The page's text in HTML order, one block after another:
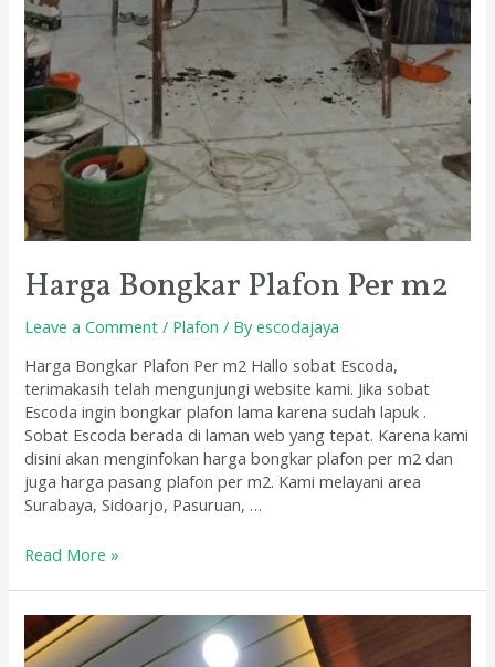
Harga Bongkar Plafon Per m2
Leave a Comment / Plafon / Byescodajaya
Harga Bongkar Plafon Per m2 Hallo sobat Escoda,
terimakasih telah mengunjungi website kami. Jika sobat
Escoda ingin bongkar plafon lama karena sudah lapuk .
Sobat Escoda berada di laman web yang tepat. Karena kami
disini akan menginfokan harga bongkar plafon per m2 dan
juga harga pasang plafon per m2. Kami melayani area
Surabaya, Sidoarjo, Pasuruan, …
Read More »
Jasa
Pemasangan